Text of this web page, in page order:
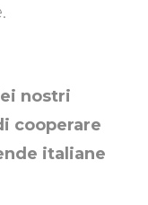
nostri
cooperare
italiane